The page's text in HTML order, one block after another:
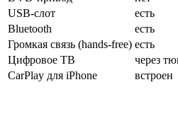
USB-слот
есть
Bluetooth
есть
Громкая связь (hands-free) есть
Цифровое ТВ
через
CarPlay для iPhone
встроен